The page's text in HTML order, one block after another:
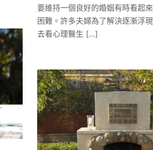
要維持一個良好的婚姻有時看起
困難。許多夫婦為了解決逐漸浮
去看心理醫生 […]